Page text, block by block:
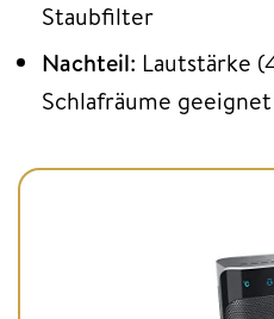
Staubfilter
Nachteil: Lautstärke
Schlafräume geeignet